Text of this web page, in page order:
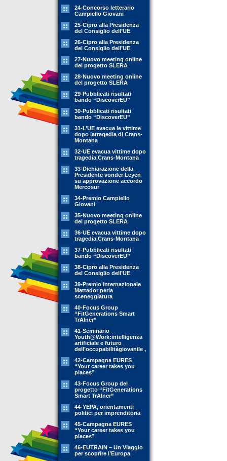
24-Concorso letterario
Campiello Giovani
25-Cipro alla Presidenza
del Consiglio dell’UE
26-Cipro alla Presidenza
del Consiglio dell’UE
27-Nuovo meeting online
del progetto SLERA
28-Nuovo meeting online
del progetto SLERA
29-Pubblicati risultati
bando “DiscoverEU”
30-Pubblicati risultati
bando “DiscoverEU”
31-L’UE evacua le vittime
dopo latragedia di Crans-
Montana
32-UE evacua vittime dopo
tragedia Crans-Montana
33-Dichiarazione della
Presidente vonder Leyen
su approvazione accordo
Mercosur
34-Premio Campiello
Giovani
35-Nuovo meeting online
del progetto SLERA
36-UE evacua vittime dopo
tragedia Crans-Montana
37-Pubblicati risultati
bando “DiscoverEU”
38-Cipro alla Presidenza
del Consiglio dell’UE
39-Premio internazionale
Mattador perla
sceneggiatura
40-Focus Group
“FitGenerations Smart
TrAIner”
41-Seminario
Youth@Work:intelligenza
artificiale e futuro
dell’occupabilitàgiovanile ,
42-Campagna EURES
“Your career takes you
places”
43-Focus Group del
progetto “FitGenerations
Smart TrAIner”
44-YEPA, orientamenti
politici per imprenditoria
45-Campagna EURES
“Your career takes you
places”
46-EUTRAIN – Un Viaggio
per scoprire l’Europa